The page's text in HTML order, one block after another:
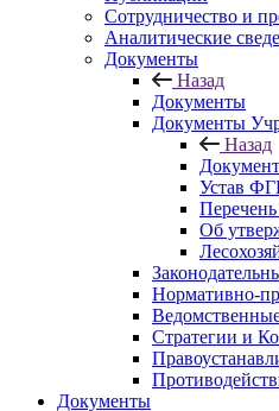
Сотрудничество и
Аналитические
Документы
Назад
Документы
Документы
Назад
Устав
Об
Нормативно-
Стратегии и
Документы